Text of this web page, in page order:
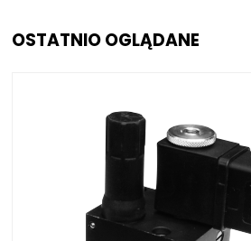
OSTATNIO OGLĄDANE